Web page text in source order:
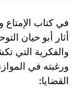
في كتاب
أثار أبو حيان
والفكرية التي
ورغبته في
القضايا: